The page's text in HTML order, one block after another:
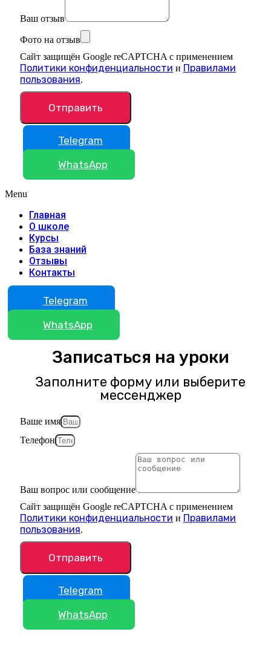
Ваш отзыв
Фото на отзыв
Сайт защищён Google reCAPTCHA с применением
Политики конфиденциальности и Правилами
пользования.
Отправить
Telegram
WhatsApp
Menu
Главная
О школе
Курсы
База знаний
Отзывы
Контакты
Telegram
WhatsApp
Записаться на уроки
Заполните форму или выберите
мессенджер
Ваше имя
Телефон
Ваш вопрос или сообщение
Сайт защищён Google reCAPTCHA с применением
Политики конфиденциальности и Правилами
пользования.
Отправить
Telegram
WhatsApp